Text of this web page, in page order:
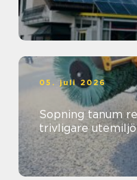
05. juli 2026
Sopning tanum rena ytor för säkrare och
trivligare utemiljö